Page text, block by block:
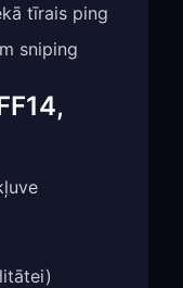
tīrais ping
sniping